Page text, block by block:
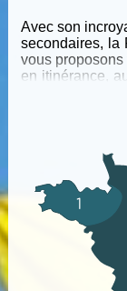
Avec son
secondaires, la
vous
en itinérance,
Pyrénées, le
Drôme
enchantés par
et la richesse
"léger"
bikepacking
Chez
nous habite
la banane !
1